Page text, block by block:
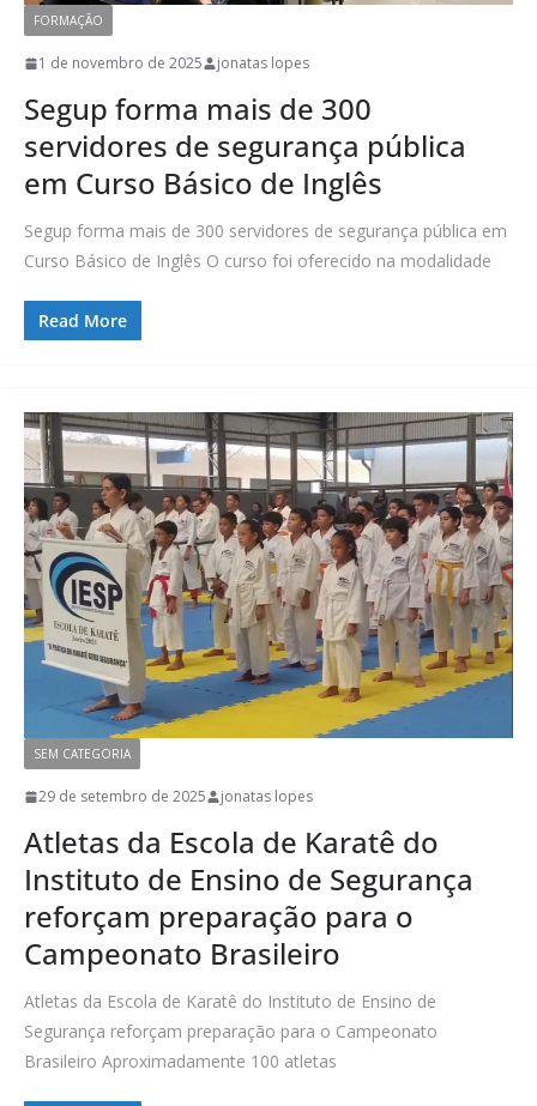
FORMAÇÃO
1 de novembro de 2025 jonatas lopes
Segup forma mais de 300
servidores de segurança pública
em Curso Básico de Inglês
Segup forma mais de 300 servidores de segurança pública em
Curso Básico de Inglês O curso foi oferecido na modalidade
Read More
SEM CATEGORIA
29 de setembro de 2025 jonatas lopes
Atletas da Escola de Karatê do
Instituto de Ensino de Segurança
reforçam preparação para o
Campeonato Brasileiro
Atletas da Escola de Karatê do Instituto de Ensino de
Segurança reforçam preparação para o Campeonato
Brasileiro Aproximadamente 100 atletas